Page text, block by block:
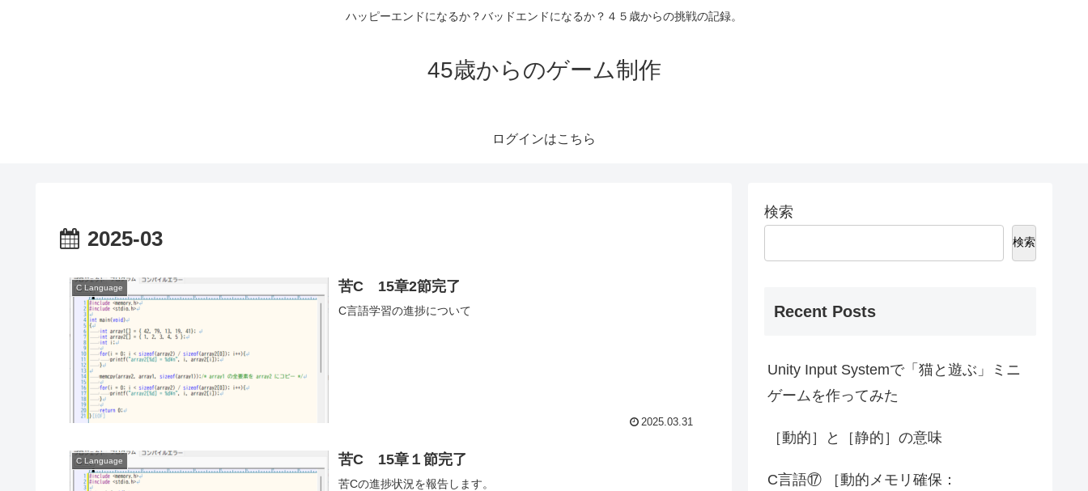
ハッピーエンドになるか？バッドエンドになるか？４５歳からの挑戦の記録。
45歳からのゲーム制作
ログインはこちら
2025-03
C Language 苦C 15章2節完了
C言語学習の進捗について
2025.03.31
C Language 苦C 15章１節完了
苦Cの進捗状況を報告します。
検索
検索
Recent Posts
Unity Input Systemで「猫と遊ぶ」ミニ
ゲームを作ってみた
［動的］と［静的］の意味
C言語⑰ ［動的メモリ確保：